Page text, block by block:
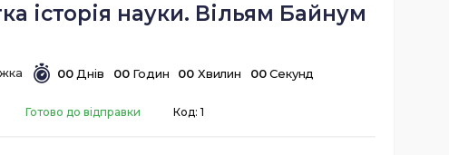
історія науки. Вільям Байнум
00 Днів 00 Годин 00 Хвилин 00 Секунд
Готово до відправки Код: 1